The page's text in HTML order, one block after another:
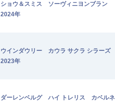
ショウ＆スミス ソーヴィニヨンブラン
2024年
ウインダウリー カウラ サクラ シラーズ
2023年
ダーレンベルグ ハイ トレリス カベルネ